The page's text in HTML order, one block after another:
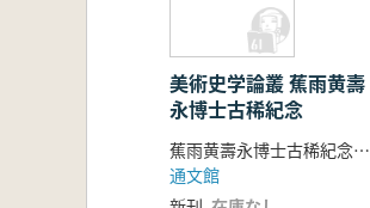
美術史学論叢 蕉雨黄壽
永博士古稀紀念
蕉雨黄壽永博士古稀紀念論叢刊行委員会編
通文館